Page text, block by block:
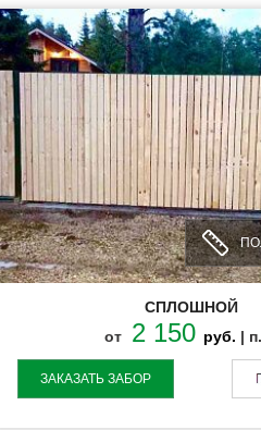
СПЛОШНОЙ
от
2 150 руб. |
ЗАКАЗАТЬ ЗАБОР